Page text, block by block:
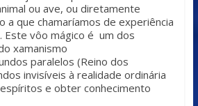
ou ave, ou diretamente
a que chamaríamos de experiência
Este vôo mágico é um dos
xamanismo
paralelos (Reino dos
invisíveis à realidade ordinária
e obter conhecimento